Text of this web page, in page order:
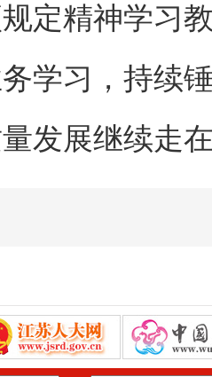
定精神学习
学习，持续
发展继续走